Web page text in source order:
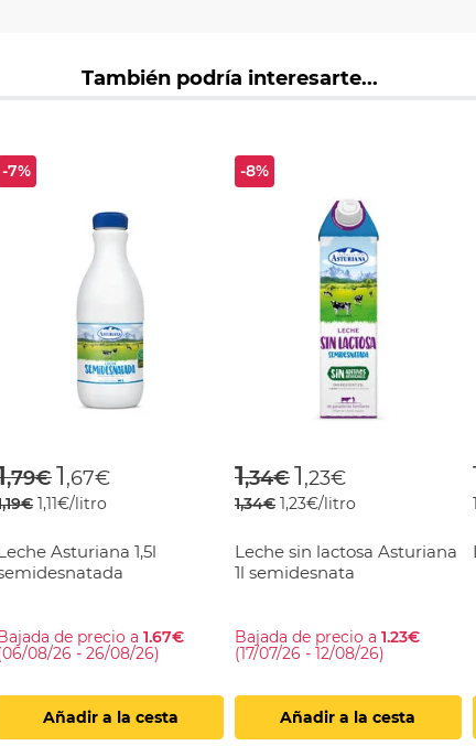
También podría interesarte...
-7%
reduced from
,79€to
1,67€
1,11€/litro
Asturiana 1,5l
de precio a1.67€
08/26 - 26/08/26)
Añadir a la cesta
-8%
Price reduced
1,34€to
1,23€
1,34€ 1,23€/litro
Leche sin lactosa Asturiana
1l semidesnata
Bajada de precio a 1.23€
(17/07/26 - 12/08/26)
Añadir a la cesta